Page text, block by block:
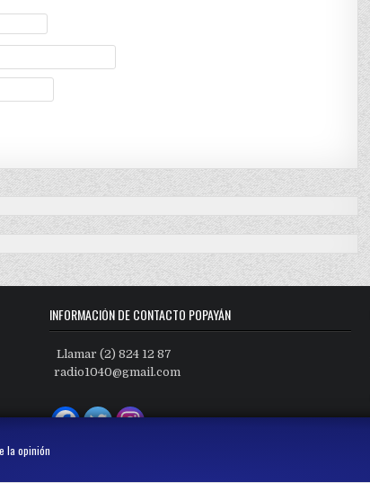
INFORMACIÓN DE CONTACTO POPAYÁN
Llamar (2) 824 12 87
radio1040@gmail.com
la opinión